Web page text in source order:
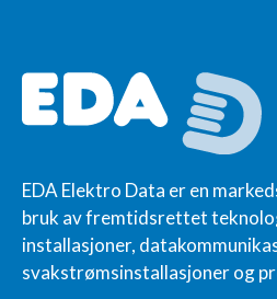
EDA Elektro Data er en
bruk av fremtidsrettet
installasjoner,
svakstrømsinstallasjoner og